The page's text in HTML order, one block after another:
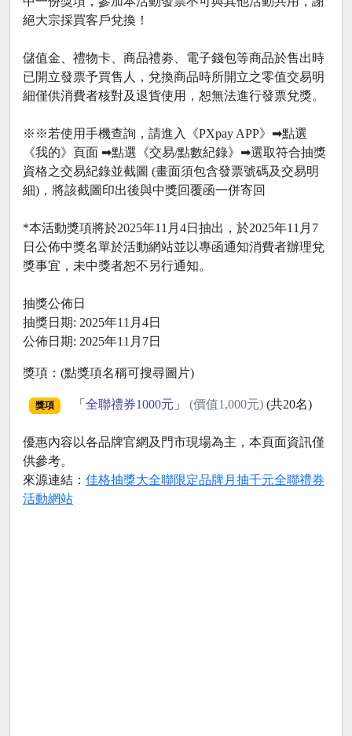
絕大宗採買客戶兌換！
儲值金、禮物卡、商品禮劵、電子錢包等商品於售出時
已開立發票予買售人，兌換商品時所開立之零值交易明
細僅供消費者核對及退貨使用，恕無法進行發票兌獎。
※※若使用手機查詢，請進入《PXpay APP》➡點選
《我的》頁面 ➡點選《交易/點數紀錄》➡選取符合抽獎
資格之交易紀錄並截圖 (畫面須包含發票號碼及交易明
細)，將該截圖印出後與中獎回覆函一併寄回
*本活動獎項將於2025年11月4日抽出，於2025年11月7
日公佈中獎名單於活動網站並以專函通知消費者辦理兌
獎事宜，未中獎者恕不另行通知。
抽獎公佈日
抽獎日期: 2025年11月4日
公佈日期: 2025年11月7日
獎項：(點獎項名稱可搜尋圖片)
獎項 「 全聯禮券1000元 」 (價值1,000元)(共20名)
優惠內容以各品牌官網及門市現場為主，本頁面資訊僅
供參考。
來源連結： 佳格抽獎大全聯限定品牌月抽千元全聯禮券
活動網站